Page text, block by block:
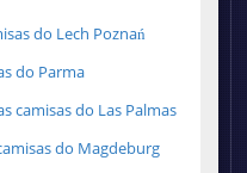
do Lech Poznań
do Parma
camisas do Las Palmas
do Magdeburg